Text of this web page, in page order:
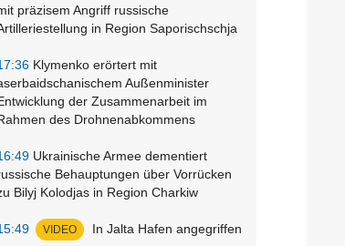
präzisem Angriff russische
in Region Saporischschja
Klymenko erörtert mit
Außenminister
der Zusammenarbeit im
des Drohnenabkommens
Ukrainische Armee dementiert
Behauptungen über Vorrücken
Bilyj Kolodjas in Region Charkiw
VIDEO In Jalta Hafen angegriffen